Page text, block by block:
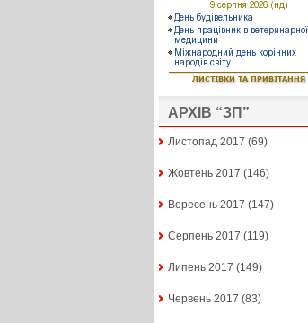
АРХІВ “ЗП”
Листопад 2017 (69)
Жовтень 2017 (146)
Вересень 2017 (147)
Серпень 2017 (119)
Липень 2017 (149)
Червень 2017 (83)